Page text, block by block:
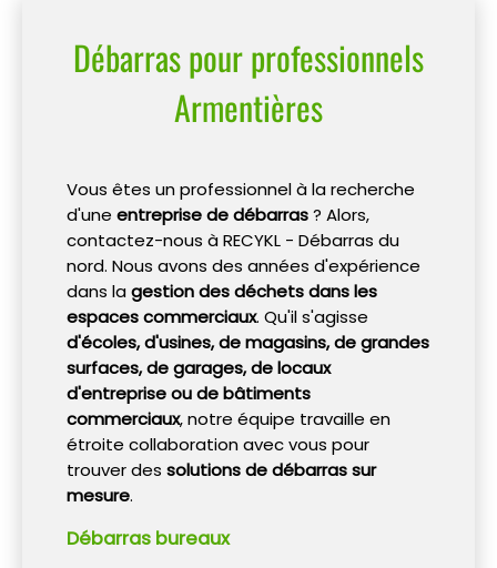
Débarras pour professionnels
Armentières
Vous êtes un professionnel à la recherche
d'une entreprise de débarras? Alors,
contactez-nous à RECYKL - Débarras du
nord. Nous avons des années d'expérience
dans lagestion des déchets dans les
espaces commerciaux. Qu'il s'agisse
d'écoles, d'usines, de magasins, de grandes
surfaces, de garages, de locaux
d'entreprise ou de bâtiments
commerciaux, notre équipe travaille en
étroite collaboration avec vous pour
trouver des solutions de débarras sur
mesure.
Débarras bureaux